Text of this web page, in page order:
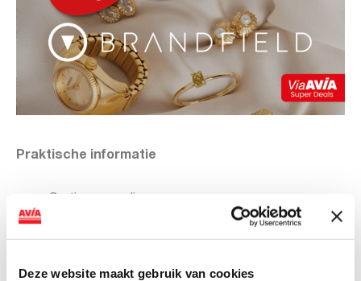
Deze website maakt gebruik van cookies
Praktische informatie
Op een werkdag of zondag vóór 23:00 besteld is
dezelfde dag verzonden
Binnen 30 dagen gratis retourneren